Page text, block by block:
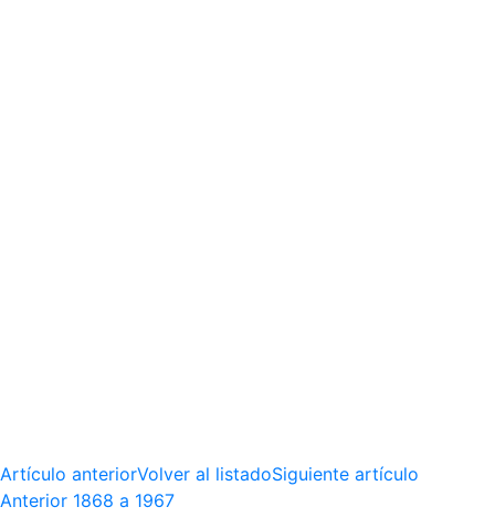
Artículo anteriorVolver al listadoSiguiente artículo
Anterior 1868 a 1967